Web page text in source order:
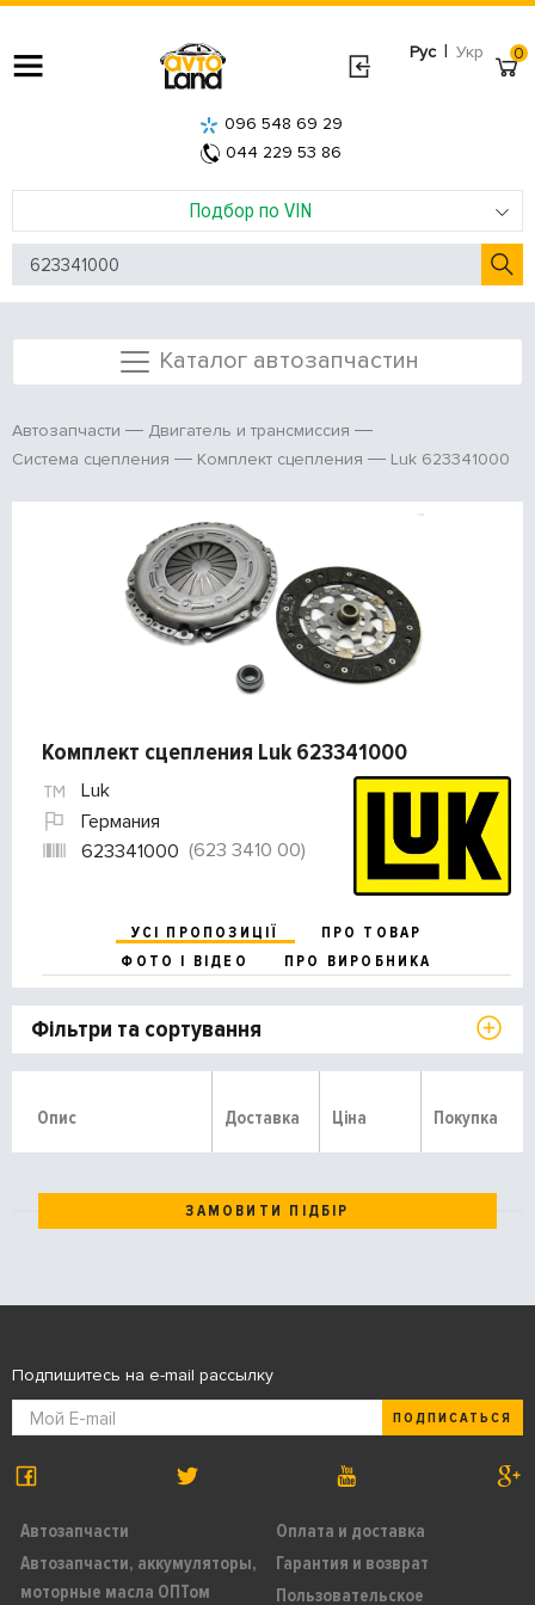
Рус | Укр
Подбор по VIN
096 548 69 29
044 229 53 86
0
Каталог автозапчастин
Автозапчасти
Двигатель и трансмиссия
Система сцепления
Комплект сцепления Luk 623341000
Комплект сцепления Luk 623341000
Luk
Германия
623341000 (623 3410 00)
УСІ ПРОПОЗИЦІЇ
ПРО ТОВАР
ФОТО І ВІДЕО
ПРО ВИРОБНИКА
Фільтри та сортування
Опис Доставка Ціна Покупка
ЗАМОВИТИ ПІДБІР
Автозапчасти
Автозапчасти, аккумуляторы,
моторные масла ОПТом
Оплата и доставка
Гарантия и возврат
Пользовательское
Подпишитесь на e-mail рассылку
ПОДПИСАТЬСЯ